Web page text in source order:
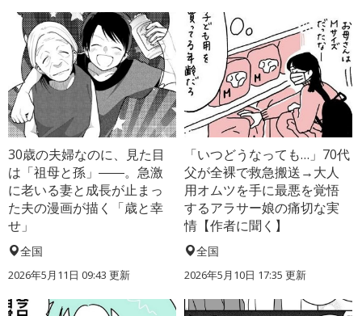
30歳の夫婦なのに、見た目
は「祖母と孫」――。急激
に老いる妻と成長が止まっ
た夫の漫画が描く「歳と幸
せ」
全国
2026年5月11日 09:43 更新
「いつどうなっても…」70代
父が全裸で救急搬送→大人
用オムツを手に最悪を覚悟
するアラサー娘の痛切な実
情【作者に聞く】
全国
2026年5月10日 17:35 更新